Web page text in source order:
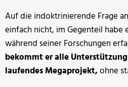
Auf die indoktrinierende Frage
einfach nicht, im Gegenteil habe
während seiner Forschungen
bekommt er alle
laufendes Megaprojekt,ohne